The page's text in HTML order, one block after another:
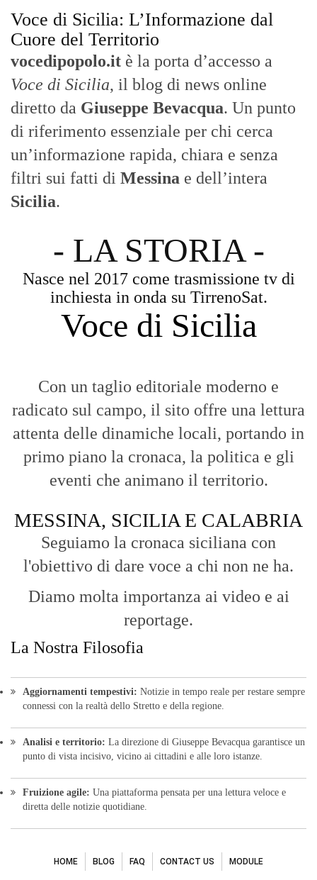
Voce di Sicilia: L’Informazione dal
Cuore del Territorio
vocedipopolo.it è la porta d’accesso a
Voce di Sicilia, il blog di news online
diretto da Giuseppe Bevacqua. Un punto
di riferimento essenziale per chi cerca
un’informazione rapida, chiara e senza
filtri sui fatti di Messina e dell’intera
Sicilia.
- LA STORIA -
Nasce nel 2017 come trasmissione tv di
inchiesta in onda su TirrenoSat.
Voce di Sicilia
Con un taglio editoriale moderno e
radicato sul campo, il sito offre una lettura
attenta delle dinamiche locali, portando in
primo piano la cronaca, la politica e gli
eventi che animano il territorio.
MESSINA, SICILIA E CALABRIA
Seguiamo la cronaca siciliana con
l'obiettivo di dare voce a chi non ne ha.
Diamo molta importanza ai video e ai
reportage.
La Nostra Filosofia
Aggiornamenti tempestivi: Notizie in tempo reale per restare sempre
connessi con la realtà dello Stretto e della regione.
Analisi e territorio: La direzione di Giuseppe Bevacqua garantisce un
punto di vista incisivo, vicino ai cittadini e alle loro istanze.
Fruizione agile: Una piattaforma pensata per una lettura veloce e
diretta delle notizie quotidiane.
HOME BLOG FAQ CONTACT US MODULE